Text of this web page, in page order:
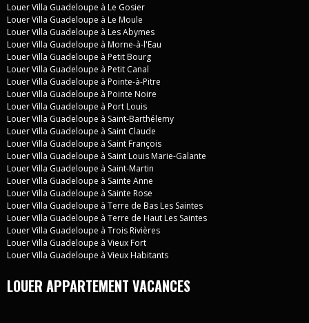
Louer Villa Guadeloupe à Le Gosier
Louer Villa Guadeloupe à Le Moule
Louer Villa Guadeloupe à Les Abymes
Louer Villa Guadeloupe à Morne-à-l'Eau
Louer Villa Guadeloupe à Petit Bourg
Louer Villa Guadeloupe à Petit Canal
Louer Villa Guadeloupe à Pointe-à-Pitre
Louer Villa Guadeloupe à Pointe Noire
Louer Villa Guadeloupe à Port Louis
Louer Villa Guadeloupe à Saint-Barthélemy
Louer Villa Guadeloupe à Saint Claude
Louer Villa Guadeloupe à Saint François
Louer Villa Guadeloupe à Saint Louis Marie-Galante
Louer Villa Guadeloupe à Saint-Martin
Louer Villa Guadeloupe à Sainte Anne
Louer Villa Guadeloupe à Sainte Rose
Louer Villa Guadeloupe à Terre de Bas Les Saintes
Louer Villa Guadeloupe à Terre de Haut Les Saintes
Louer Villa Guadeloupe à Trois Rivières
Louer Villa Guadeloupe à Vieux Fort
Louer Villa Guadeloupe à Vieux Habitants
LOUER APPARTEMENT VACANCES